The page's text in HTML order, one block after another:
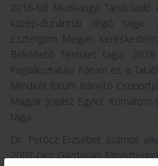
2016-tól Munkaügyi Tanácsadó
közép-dunántúli régió tagja.
Esztergom Megyei
Békéltető Testület tagja.
Foglalkoztatási Fórum és a
Mindkét fórum Irányító
Magyar Jogász Egylet
tagja.
Dr. Petőcz Erzsébet számos
2007-ben Gazdasági